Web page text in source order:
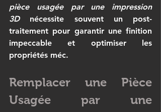
pièce usagée par une impression
3D nécessite souvent un post-
traitement pour garantir une finition
impeccable et optimiser les
propriétés méc.
Remplacer une Pièce
Usagée par une